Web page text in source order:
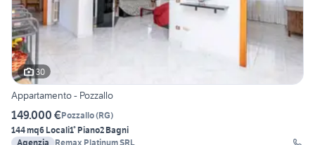
30
Appartamento - Pozzallo
149.000 €Pozzallo(RG)
144 mq6 Locali1° Piano2 Bagni
Agenzia
Remax Platinum SRL